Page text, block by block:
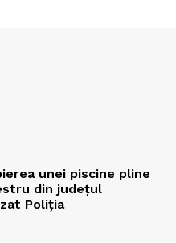
unei piscine pline
din județul
Poliția